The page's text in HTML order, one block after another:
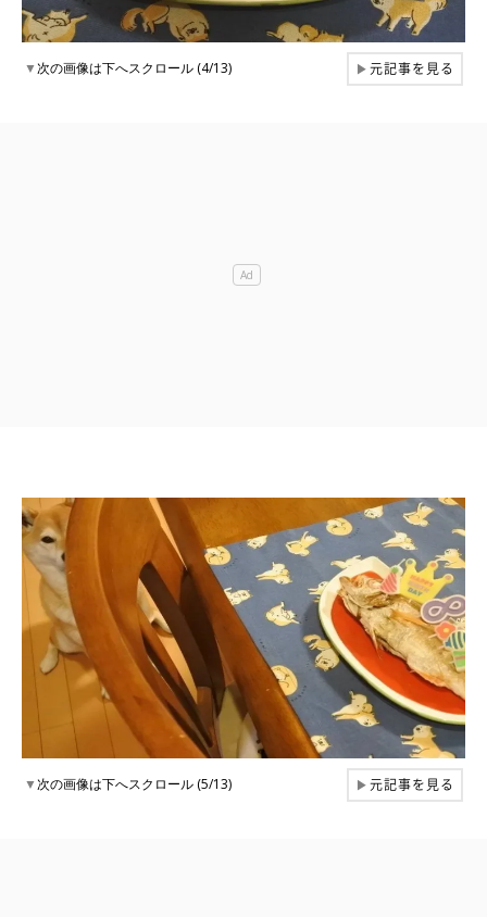
▼次の画像は下へスクロール (4/13) ▶元記事を見る
▼次の画像は下へスクロール (5/13) ▶元記事を見る